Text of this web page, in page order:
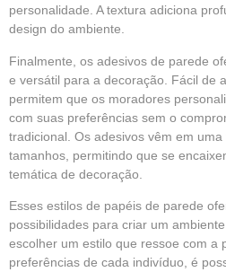
personalidade. A textura adiciona
design do ambiente.
Finalmente, os adesivos de parede
e versátil para a decoração. Fácil de
permitem que os moradores
com suas preferências sem o
tradicional. Os adesivos vêm em
tamanhos, permitindo que se
temática de decoração.
Esses estilos de papéis de parede
possibilidades para criar um
escolher um estilo que ressoe com a
preferências de cada indivíduo, é